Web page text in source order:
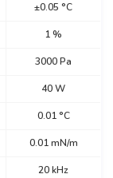
±0.05 °C
1 %
3000 Pa
40 W
0.01 °C
0.01 mN/m
20 kHz